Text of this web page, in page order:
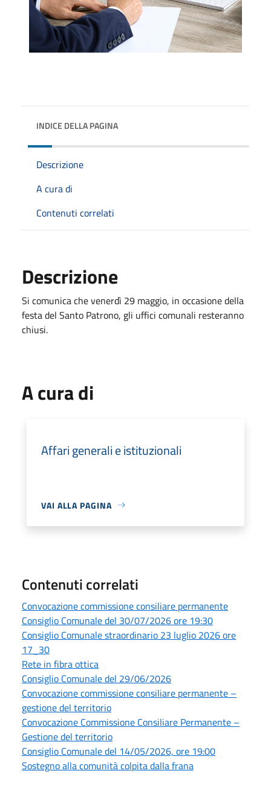
INDICE DELLA PAGINA
Descrizione
A cura di
Contenuti correlati
Descrizione
Si comunica che venerdì 29 maggio, in occasione della
festa del Santo Patrono, gli uffici comunali resteranno
chiusi.
A cura di
Affari generali e istituzionali
VAI ALLA PAGINA
Contenuti correlati
Convocazione commissione consiliare permanente
Consiglio Comunale del 30/07/2026 ore 19:30
Consiglio Comunale straordinario 23 luglio 2026 ore
17_30
Rete in fibra ottica
Consiglio Comunale del 29/06/2026
Convocazione commissione consiliare permanente –
gestione del territorio
Convocazione Commissione Consiliare Permanente –
Gestione del territorio
Consiglio Comunale del 14/05/2026, ore 19:00
Sostegno alla comunità colpita dalla frana